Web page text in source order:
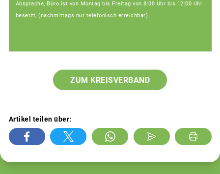
Absprache, Büro ist von Montag bis Freitag von 8:00 Uhr bis 12:00 Uhr
besetzt, (nachmittags nur telefonisch erreichbar)
ZUM KREISVERBAND
Artikel teilen über: